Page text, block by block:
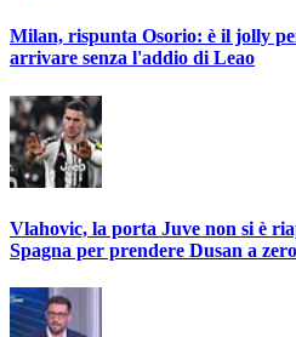
Milan, rispunta Osorio: è il jolly
arrivare senza l'addio di Leao
Vlahovic, la porta Juve non si è
Spagna per prendere Dusan a zero